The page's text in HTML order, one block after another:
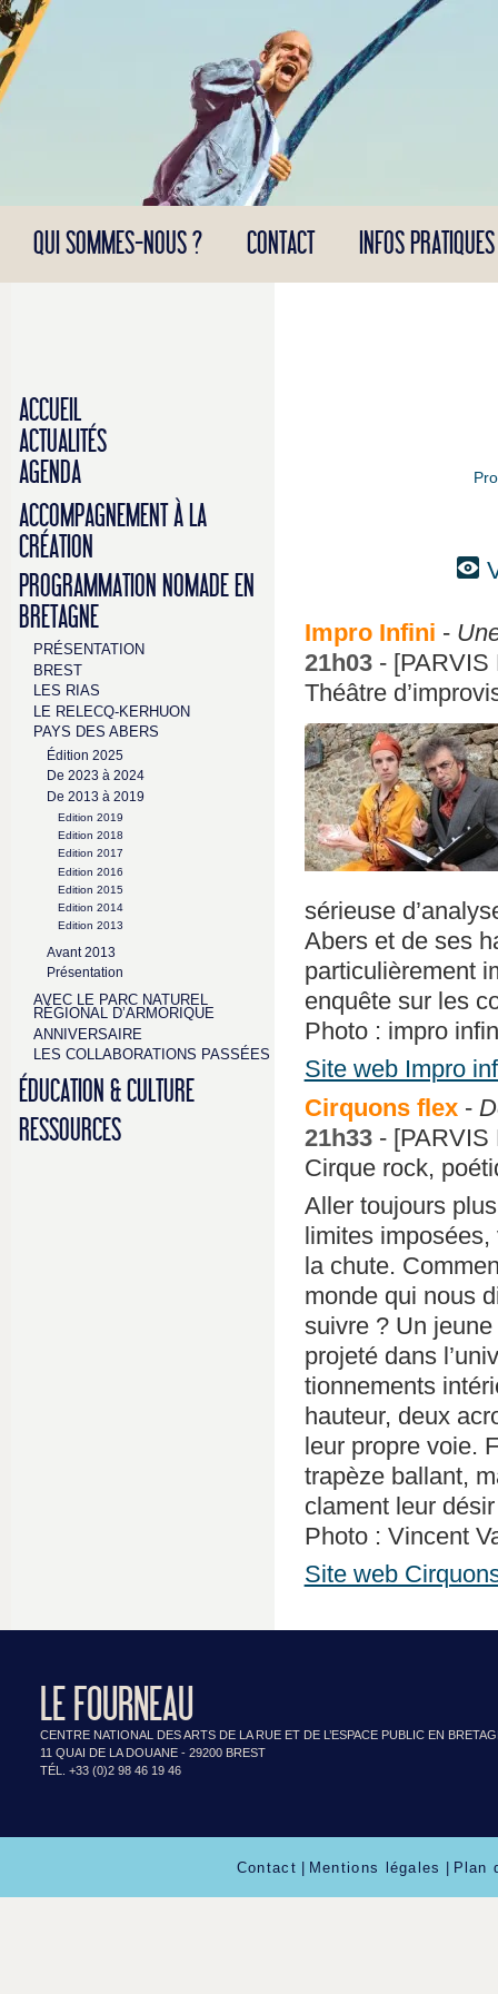
Panneau de gestion des cookies
QUI SOMMES-NOUS ? CONTACT INFOS PRATIQUES
ACCUEIL
ACTUALITÉS
AGENDA
ACCOMPAGNEMENT À LA
CRÉATION
PROGRAMMATION NOMADE EN
BRETAGNE
PRÉSENTATION
BREST
LES RIAS
LE RELECQ-KERHUON
PAYS DES ABERS
Édition 2025
De 2023 à 2024
De 2013 à 2019
Edition 2019
Edition 2018
Edition 2017
Edition 2016
Edition 2015
Edition 2014
Edition 2013
Avant 2013
Présentation
AVEC LE PARC NATUREL
RÉGIONAL D’ARMORIQUE
ANNIVERSAIRE
LES COLLABORATIONS PASSÉES
ÉDUCATION & CULTURE
RESSOURCES
Impro Infini -
21h03- [PARVIS
Théâtre
sérieuse
Abers et de ses
particulièrement
enquête sur les
Photo : impro
Site web Impro
Cirquons flex-
21h33- [PARVIS
Cirque rock,
Aller toujours
limites
la chute.
monde qui nous
suivre ? Un
projeté dans
tionnements
hauteur, deux
leur propre voie.
trapèze ballant,
clament leur
Photo : Vincent
Site web
LE FOURNEAU
CENTRE NATIONAL DES ARTS DE LA RUE ET DE L’ESPACE PUBLIC EN
11 QUAI DE LA DOUANE - 29200 BREST
TÉL. +33 (0)2 98 46 19 46
Contact | Mentions légales | Plan